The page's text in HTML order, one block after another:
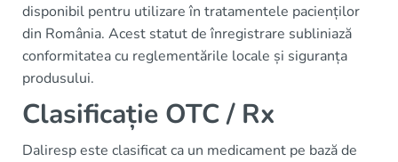
disponibil pentru utilizare în tratamentele pacienților
din România. Acest statut de înregistrare subliniază
conformitatea cu reglementările locale și siguranța
produsului.
Clasificație OTC / Rx
Daliresp este clasificat ca un medicament pe bază de